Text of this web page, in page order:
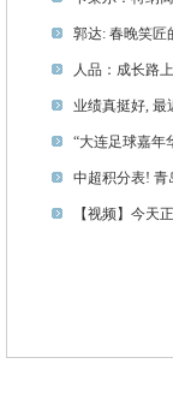
郭达: 春晚笑匠
人品：成长路
业绩真挺好, 最
“大连足球嘉年
中超积分表! 青
【视频】今天